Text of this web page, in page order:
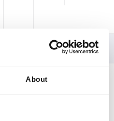
About
18 — 6,14 $